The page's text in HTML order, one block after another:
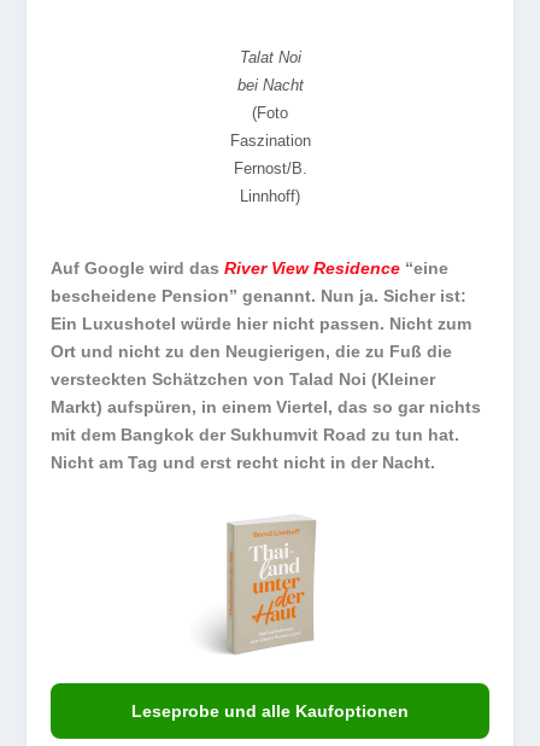
Talat Noi
bei Nacht
(Foto
Faszination
Fernost/B.
Linnhoff)
Auf Google wird dasRiver View Residence “eine
bescheidene Pension” genannt. Nun ja. Sicher ist:
Ein Luxushotel würde hier nicht passen. Nicht zum
Ort und nicht zu den Neugierigen, die zu Fuß die
versteckten Schätzchen von Talad Noi (Kleiner
Markt) aufspüren, in einem Viertel, das so gar nichts
mit dem Bangkok der Sukhumvit Road zu tun hat.
Nicht am Tag und erst recht nicht in der Nacht.
Leseprobe und alle Kaufoptionen